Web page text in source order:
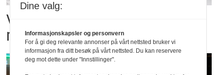
Vil vokse i brusmarkedet
med Dr Pepper
Dine valg:
Informasjonskapsler og personvern
For å gi deg relevante annonser på vårt nettsted bruker vi
informasjon fra ditt besøk på vårt nettsted. Du kan reservere
deg mot dette under "Innstillinger".